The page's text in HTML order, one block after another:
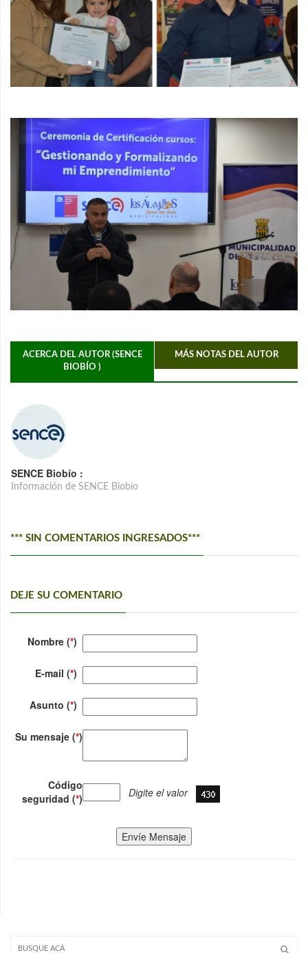
ACERCA DEL AUTOR (SENCE
BIOBÍO )
MÁS NOTAS DEL AUTOR
SENCE Biobío :
Información de SENCE Biobío
*** SIN COMENTARIOS INGRESADOS***
DEJE SU COMENTARIO
Nombre (*)
E-mail (*)
Asunto (*)
Su mensaje (*)
Código
seguridad (*) Digite el valor
Envíe Mensaje